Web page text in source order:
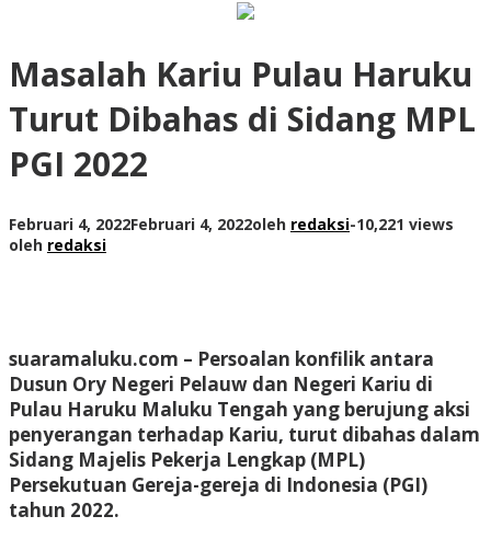
Masalah Kariu Pulau Haruku
Turut Dibahas di Sidang MPL
PGI 2022
Februari 4, 2022Februari 4, 2022oleh redaksi-10,221 views
oleh redaksi
suaramaluku.com – Persoalan konfilik antara
Dusun Ory Negeri Pelauw dan Negeri Kariu di
Pulau Haruku Maluku Tengah yang berujung aksi
penyerangan terhadap Kariu, turut dibahas dalam
Sidang Majelis Pekerja Lengkap (MPL)
Persekutuan Gereja-gereja di Indonesia (PGI)
tahun 2022.